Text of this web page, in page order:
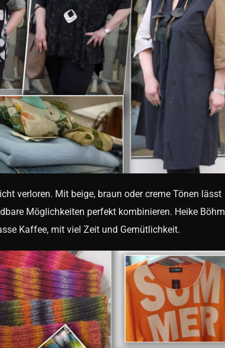
verloren. Mit beige, braun oder creme Tönen lässt
Möglichkeiten perfekt kombinieren. Heike Böhm
Kaffee, mit viel Zeit und Gemütlichkeit.